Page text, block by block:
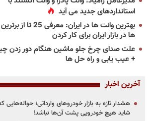
استانداردهای جدید می آید
بهترین وانت ها در ایران: معرفی
ها در بازار ایران برای کار کردن
علت صدای چرخ جلو ماشین هنگام دور زدن
+ عیب یابی و راه حل ها
آخرین اخبار
هشدار تازه به بازار خودروهای وارداتی؛ حواله‌هایی
شاید هیچ خودرویی پشت آن‌ها نباشد!